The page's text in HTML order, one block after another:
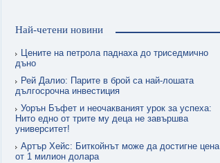
Най-четени новини
Цените на петрола паднаха до триседмично
дъно
Рей Далио: Парите в брой са най-лошата
дългосрочна инвестиция
Уорън Бъфет и неочакваният урок за успеха:
Нито едно от трите му деца не завършва
университет!
Артър Хейс: Биткойнът може да достигне цена
от 1 милион долара